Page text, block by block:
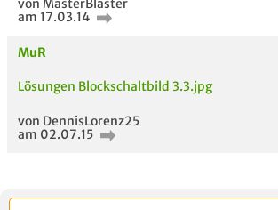
von MasterBlaster
am 17.03.14
MuR
Lösungen Blockschaltbild 3.3.jpg
von DennisLorenz25
am 02.07.15